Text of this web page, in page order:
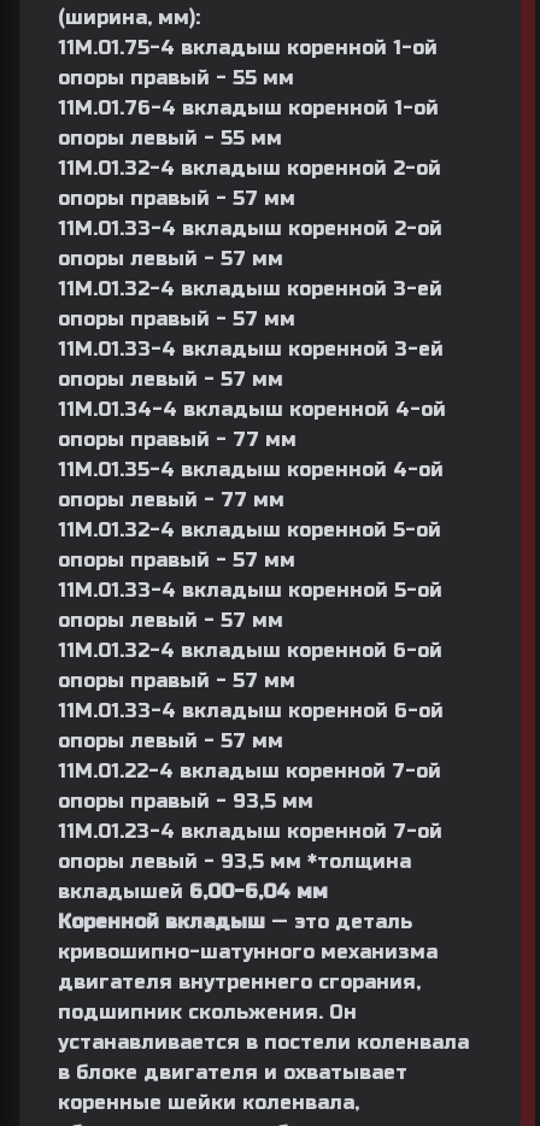
(ширина, мм):
11М.01.75-4 вкладыш коренной 1-ой
опоры правый - 55 мм
11М.01.76-4 вкладыш коренной 1-ой
опоры левый - 55 мм
11М.01.32-4 вкладыш коренной 2-ой
опоры правый - 57 мм
11М.01.33-4 вкладыш коренной 2-ой
опоры левый - 57 мм
11М.01.32-4 вкладыш коренной 3-ей
опоры правый - 57 мм
11М.01.33-4 вкладыш коренной 3-ей
опоры левый - 57 мм
11М.01.34-4 вкладыш коренной 4-ой
опоры правый - 77 мм
11М.01.35-4 вкладыш коренной 4-ой
опоры левый - 77 мм
11М.01.32-4 вкладыш коренной 5-ой
опоры правый - 57 мм
11М.01.33-4 вкладыш коренной 5-ой
опоры левый - 57 мм
11М.01.32-4 вкладыш коренной 6-ой
опоры правый - 57 мм
11М.01.33-4 вкладыш коренной 6-ой
опоры левый - 57 мм
11М.01.22-4 вкладыш коренной 7-ой
опоры правый - 93,5 мм
11М.01.23-4 вкладыш коренной 7-ой
опоры левый - 93,5 мм *толщина
вкладышей 6,00-6,04 мм
Коренной вкладыш — это деталь
кривошипно-шатунного механизма
двигателя внутреннего сгорания,
подшипник скольжения. Он
устанавливается в постели коленвала
в блоке двигателя и охватывает
коренные шейки коленвала,